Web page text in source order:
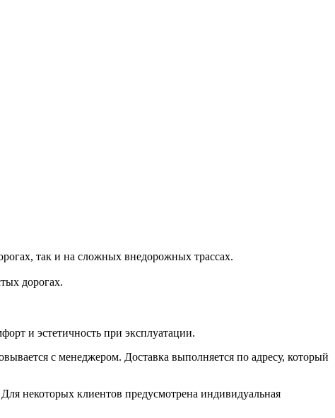
так и на сложных внедорожных трассах.
дорогах.
и эстетичность при эксплуатации.
с менеджером. Доставка выполняется по адресу, который
некоторых клиентов предусмотрена индивидуальная